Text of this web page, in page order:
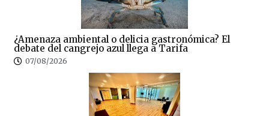
¿Amenaza ambiental o delicia gastronómica? El
debate del cangrejo azul llega a Tarifa
07/08/2026